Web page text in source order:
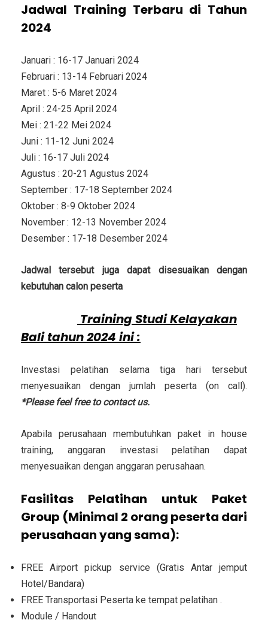
Jadwal Training Terbaru di Tahun
2024
Januari : 16-17 Januari 2024
Februari : 13-14 Februari 2024
Maret : 5-6 Maret 2024
April : 24-25 April 2024
Mei : 21-22 Mei 2024
Juni : 11-12 Juni 2024
Juli : 16-17 Juli 2024
Agustus : 20-21 Agustus 2024
September : 17-18 September 2024
Oktober : 8-9 Oktober 2024
November : 12-13 November 2024
Desember : 17-18 Desember 2024
Jadwal tersebut juga dapat disesuaikan dengan
kebutuhan calon peserta
Training Studi Kelayakan
Balitahun 2024 ini :
Investasi pelatihan selama tiga hari tersebut
menyesuaikan dengan jumlah peserta (on call).
*Please feel free to contact us.
Apabila perusahaan membutuhkan paket in house
training, anggaran investasi pelatihan dapat
menyesuaikan dengan anggaran perusahaan.
Fasilitas Pelatihan untuk Paket
Group (Minimal 2 orang peserta dari
perusahaan yang sama):
FREE Airport pickup service (Gratis Antar jemput
Hotel/Bandara)
FREE Transportasi Peserta ke tempat pelatihan .
Module / Handout